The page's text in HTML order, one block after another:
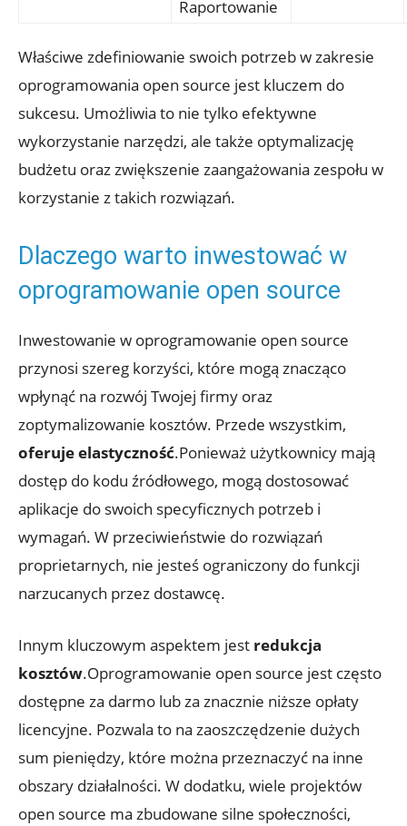
Raportowanie
Właściwe zdefiniowanie swoich potrzeb w zakresie
oprogramowania open source jest kluczem do
sukcesu. Umożliwia to nie tylko efektywne
wykorzystanie narzędzi, ale także optymalizację
budżetu oraz zwiększenie zaangażowania zespołu w
korzystanie z takich rozwiązań.
Dlaczego warto inwestować w
oprogramowanie open source
Inwestowanie w oprogramowanie open source
przynosi szereg korzyści, które mogą znacząco
wpłynąć na rozwój Twojej firmy oraz
zoptymalizowanie kosztów. Przede wszystkim,
oferuje elastyczność.Ponieważ użytkownicy mają
dostęp do kodu źródłowego, mogą dostosować
aplikacje do swoich specyficznych potrzeb i
wymagań. W przeciwieństwie do rozwiązań
proprietarnych, nie jesteś ograniczony do funkcji
narzucanych przez dostawcę.
Innym kluczowym aspektem jest redukcja
kosztów.Oprogramowanie open source jest często
dostępne za darmo lub za znacznie niższe opłaty
licencyjne. Pozwala to na zaoszczędzenie dużych
sum pieniędzy, które można przeznaczyć na inne
obszary działalności. W dodatku, wiele projektów
open source ma zbudowane silne społeczności,